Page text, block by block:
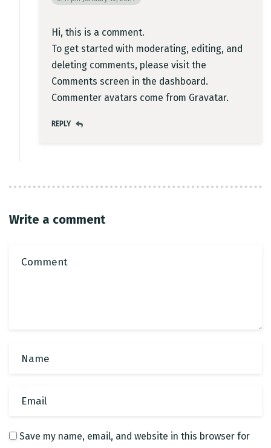
Hi, this is a comment.
To get started with moderating, editing, and
deleting comments, please visit the
Comments screen in the dashboard.
Commenter avatars come from Gravatar.
REPLY
Write a comment
Save my name, email, and website in this browser for
Time